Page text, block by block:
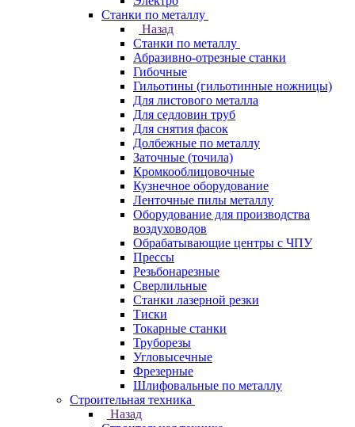
Станки по металлу
Назад
Станки по металлу
Абразивно-отрезные станки
Гибочные
Гильотины (гильотинные ножницы)
Для листового металла
Для седловин труб
Для снятия фасок
Долбежные по металлу
Заточные (точила)
Кромкооблицовочные
Кузнечное оборудование
Ленточные пилы металлу
Оборудование для производства
воздуховодов
Обрабатывающие центры с ЧПУ
Прессы
Резьбонарезные
Сверлильные
Станки лазерной резки
Тиски
Токарные станки
Труборезы
Угловысечные
Фрезерные
Шлифовальные по металлу
Строительная техника
Назад